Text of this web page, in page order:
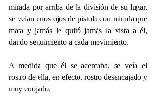
mirada por arriba de la división de su lugar,
se veían unos ojos de pistola con mirada que
mata y jamás le quitó jamás la vista a él,
dando seguimiento a cada movimiento.
A medida que él se acercaba, se veía el
rostro de ella, en efecto, rostro desencajado y
muy enojado.